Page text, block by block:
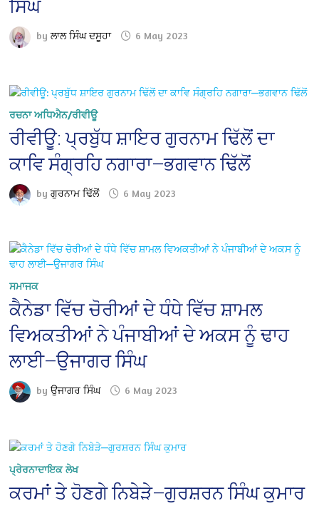
ਸਿੰਘ
byਲਾਲ ਸਿੰਘ ਦਸੂਹਾ 6 May 2023
ਰਚਨਾ ਅਧਿਐਨ/ਰੀਵੀਊ
ਰੀਵੀਊ: ਪ੍ਰਬੁੱਧ ਸ਼ਾਇਰ ਗੁਰਨਾਮ ਢਿੱਲੋਂ ਦਾ
ਕਾਵਿ ਸੰਗ੍ਰਹਿ ਨਗਾਰਾ—ਭਗਵਾਨ ਢਿੱਲੋਂ
byਗੁਰਨਾਮ ਢਿੱਲੋਂ 6 May 2023
ਸਮਾਜਕ
ਕੈਨੇਡਾ ਵਿੱਚ ਚੋਰੀਆਂ ਦੇ ਧੰਧੇ ਵਿੱਚ ਸ਼ਾਮਲ
ਵਿਅਕਤੀਆਂ ਨੇ ਪੰਜਾਬੀਆਂ ਦੇ ਅਕਸ ਨੂੰ ਢਾਹ
ਲਾਈ—ਉਜਾਗਰ ਸਿੰਘ
byਉਜਾਗਰ ਸਿੰਘ 6 May 2023
ਪ੍ਰੇਰਨਾਦਾਇਕ ਲੇਖ
ਕਰਮਾਂ ਤੇ ਹੋਣਗੇ ਨਿਬੇੜੇ—ਗੁਰਸ਼ਰਨ ਸਿੰਘ ਕੁਮਾਰ